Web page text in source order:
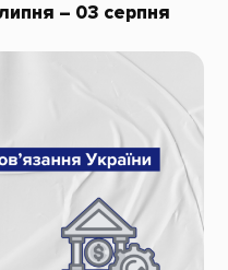
– 03 серпня